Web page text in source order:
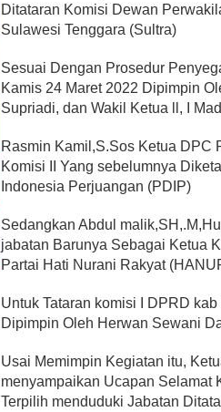
Ditataran Komisi Dewan
Sulawesi Tenggara (Sultra)
Sesuai Dengan Prosedur
Kamis 24 Maret 2022 Dipimpin
Supriadi, dan Wakil Ketua ll, I
Rasmin Kamil,S.Sos Ketua DPC
Komisi II Yang sebelumnya
Indonesia Perjuangan (PDIP)
Sedangkan Abdul
jabatan Barunya Sebagai Ketua
Partai Hati Nurani Rakyat
Untuk Tataran komisi I DPRD
Dipimpin Oleh Herwan Sewani
Usai Memimpin Kegiatan itu,
menyampaikan Ucapan Selamat
Terpilih menduduki Jabatan